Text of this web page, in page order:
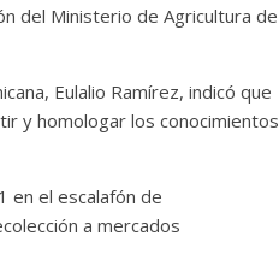
del Ministerio de Agricultura de
Eulalio Ramírez, indicó que
y homologar los conocimientos
en el escalafón de
a mercados